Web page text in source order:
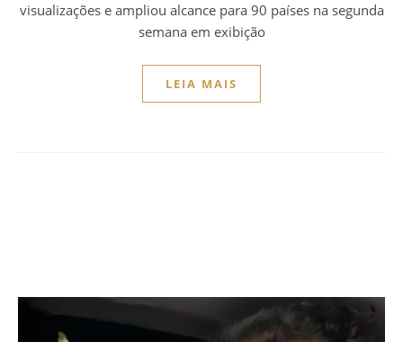
visualizações e ampliou alcance para 90 países na segunda
semana em exibição
LEIA MAIS